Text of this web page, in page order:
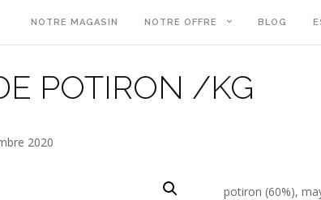
NOTRE MAGASIN NOTRE OFFRE BLOG
POTIRON /KG
2020
potiron (60%),